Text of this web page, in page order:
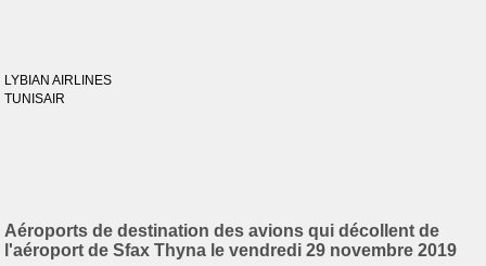
LYBIAN AIRLINES
TUNISAIR
Aéroports de destination des avions qui décollent de
l'aéroport de Sfax Thyna le vendredi 29 novembre 2019